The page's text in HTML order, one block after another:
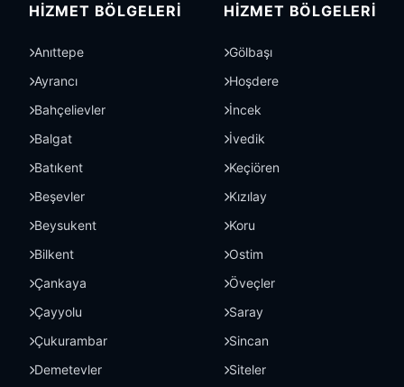
HIZMET BÖLGELERI
Anıttepe
Ayrancı
Bahçelievler
Balgat
Batıkent
Beşevler
Beysukent
Bilkent
Çankaya
Çayyolu
Çukurambar
Demetevler
HIZMET BÖLGELERI
Gölbaşı
Hoşdere
İncek
İvedik
Keçiören
Kızılay
Koru
Ostim
Öveçler
Saray
Sincan
Siteler